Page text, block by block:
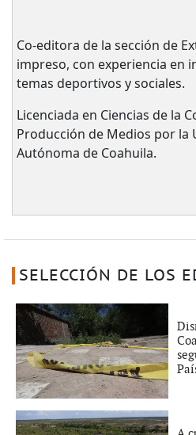
Co-editora de la sección de
impreso, con experiencia en
temas deportivos y sociales.
Licenciada en Ciencias de la
Producción de Medios por la
Autónoma de Coahuila.
SELECCIÓN DE LOS